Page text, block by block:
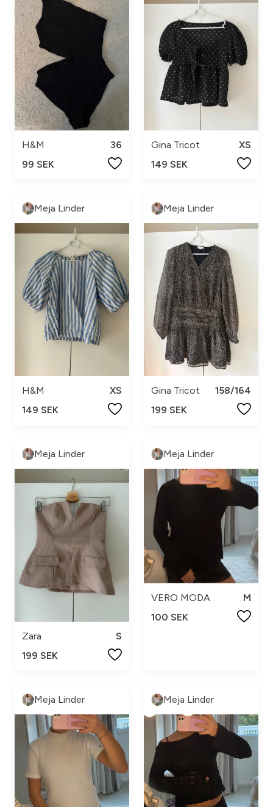
H&M
36
99 SEK
Gina Tricot
XS
149 SEK
Meja Linder
H&M
XS
149 SEK
Meja Linder
Gina Tricot
158/164
199 SEK
Meja Linder
Zara
S
199 SEK
Meja Linder
VERO MODA
M
100 SEK
Meja Linder Meja Linder